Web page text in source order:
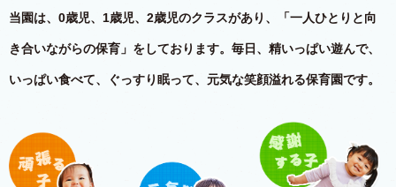
当園は、0歳児、1歳児、2歳児のクラスがあり、「一人ひとりと向
き合いながらの保育」をしております。 毎日、精いっぱい遊んで、
いっぱい食べて、ぐっすり眠って、元気な笑顔溢れる保育園です。